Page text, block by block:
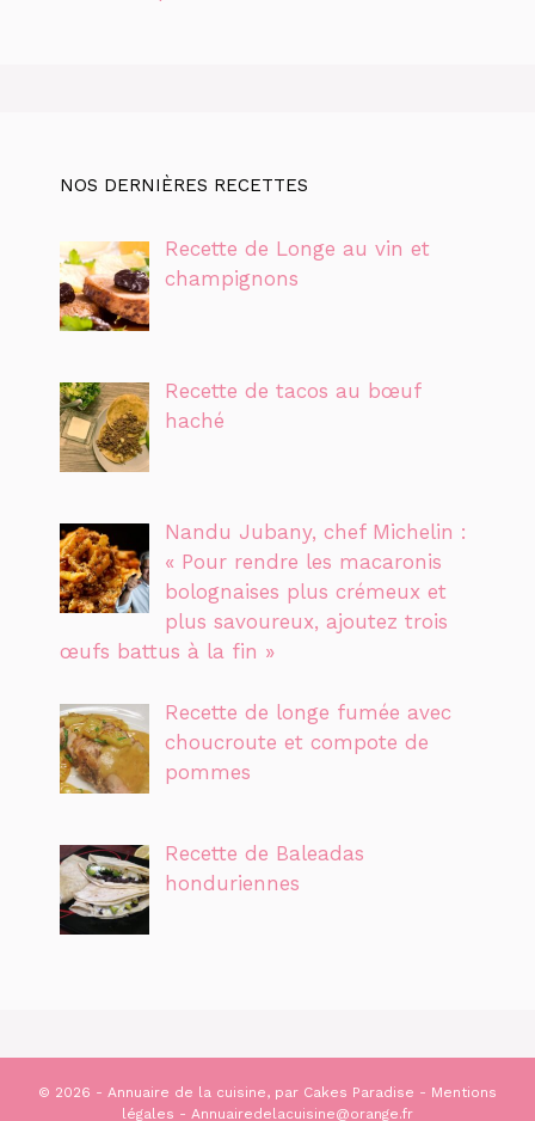
NOS DERNIÈRES RECETTES
Recette de Longe au vin et
champignons
Recette de tacos au bœuf
haché
Nandu Jubany, chef Michelin :
« Pour rendre les macaronis
bolognaises plus crémeux et
plus savoureux, ajoutez trois
œufs battus à la fin »
Recette de longe fumée avec
choucroute et compote de
pommes
Recette de Baleadas
honduriennes
© 2026 - Annuaire de la cuisine, par Cakes Paradise - Mentions
légales - Annuairedelacuisine@orange.fr